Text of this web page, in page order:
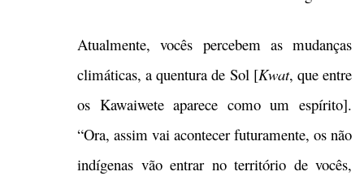
Atualmente, vocês percebem as mudanças
climáticas, a quentura de Sol [Kwat, que entre
os Kawaiwete aparece como um espírito].
“Ora, assim vai acontecer futuramente, os não
indígenas vão entrar no território de vocês,